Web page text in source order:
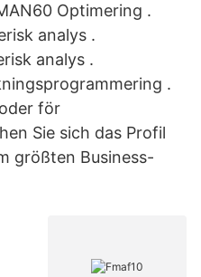
Optimering .
analys .
analys .
.
för
Sie sich das Profil
größten Business-